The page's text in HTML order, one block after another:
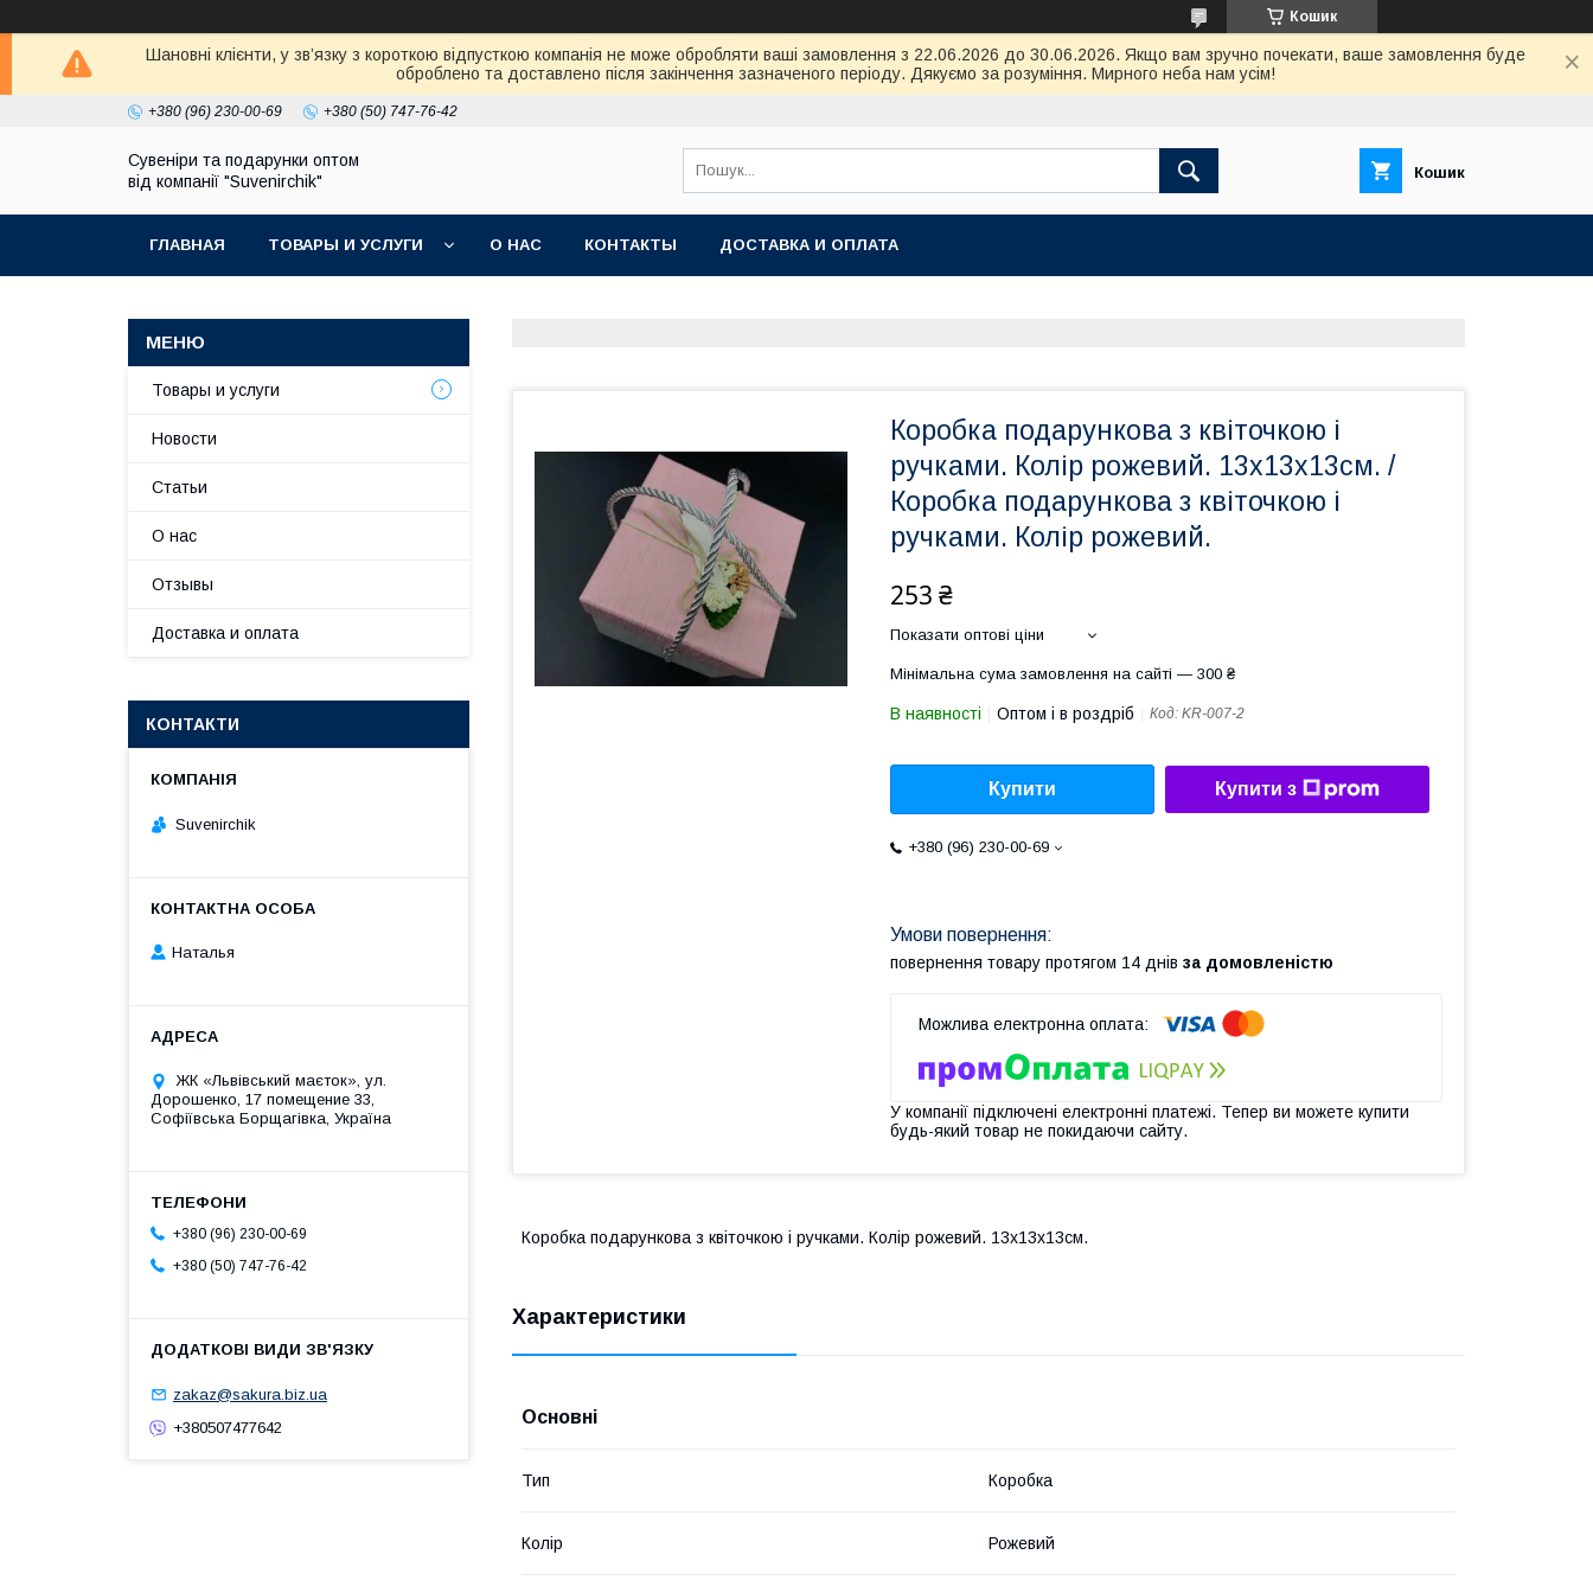
Кошик
Шановні клієнти, у зв’язку з короткою відпусткою компанія не може обробляти ваші замовлення з 22.06.2026 до 30.06.2026. Якщо вам зручно почекати, ваше замовлення буде
оброблено та доставлено після закінчення зазначеного періоду. Дякуємо за розуміння. Мирного неба нам усім!
+380 (96) 230-00-69 +380 (50) 747-76-42
Сувеніри та подарунки оптом
від компанії "Suvenirchik"
Кошик
ГЛАВНАЯ ТОВАРЫ И УСЛУГИ О НАС КОНТАКТЫ ДОСТАВКА И ОПЛАТА
Коробка подарункова з квіточкою і
ручками. Колір рожевий. 13х13х13см. /
Коробка подарункова з квіточкою і
ручками. Колір рожевий.
253 ₴
Показати оптові ціни
Мінімальна сума замовлення на сайті — 300 ₴
В наявності Оптом і в роздріб Код: KR-007-2
Купити Купити з
+380 (96) 230-00-69
повернення товару протягом 14 днів за домовленістю
У компанії підключені електронні платежі. Тепер ви можете купити
будь-який товар не покидаючи сайту.
Коробка подарункова з квіточкою і ручками. Колір рожевий. 13х13х13см.
Характеристики
Основні
Тип Коробка
Колір Рожевий
Товары и услуги
Новости
Статьи
О нас
Отзывы
Доставка и оплата
КОНТАКТИ
Suvenirсhik
Наталья
ЖК «Львівський маєток», ул.
Дорошенко, 17 помещение 33,
Софіївська Борщагівка, Україна
+380 (96) 230-00-69
+380 (50) 747-76-42
zakaz@sakura.biz.ua
+380507477642